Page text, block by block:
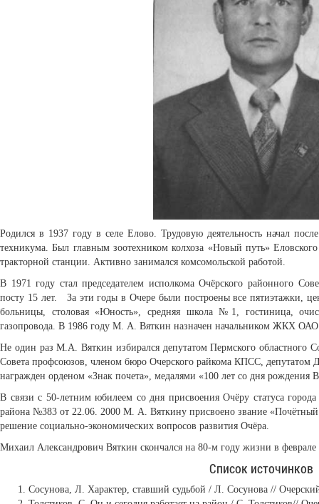
Родился в 1937 году в селе Елово. Трудовую деятельность начал
техникума. Был главным зоотехником колхоза «Новый путь»
тракторной станции. Активно занимался комсомольской работой.
В 1971 году стал председателем исполкома Очёрского районного
посту 15 лет. За эти годы в Очере были построены все пятиэтажки,
больницы, столовая «Юность», средняя школа №1, гостиница,
газопровода. В 1986 году М. А. Вяткин назначен начальником ЖКХ
Не один раз М.А. Вяткин избирался депутатом Пермского областного
Совета профсоюзов, членом бюро Очерского райкома КПСС, депутатом
награжден орденом «Знак почета», медалями «100 лет со дня рождения
В связи с 50-летним юбилеем со дня присвоения Очёру статуса
района №383 от 22.06. 2000 М. А. Вяткину присвоено звание
решение социально-экономических вопросов развития Очёра.
Михаил Александрович Вяткин скончался на 80-м году жизни в феврале
Список источинков
Сосунова, Л. Характер, ставший судьбой / Л. Сосунова //